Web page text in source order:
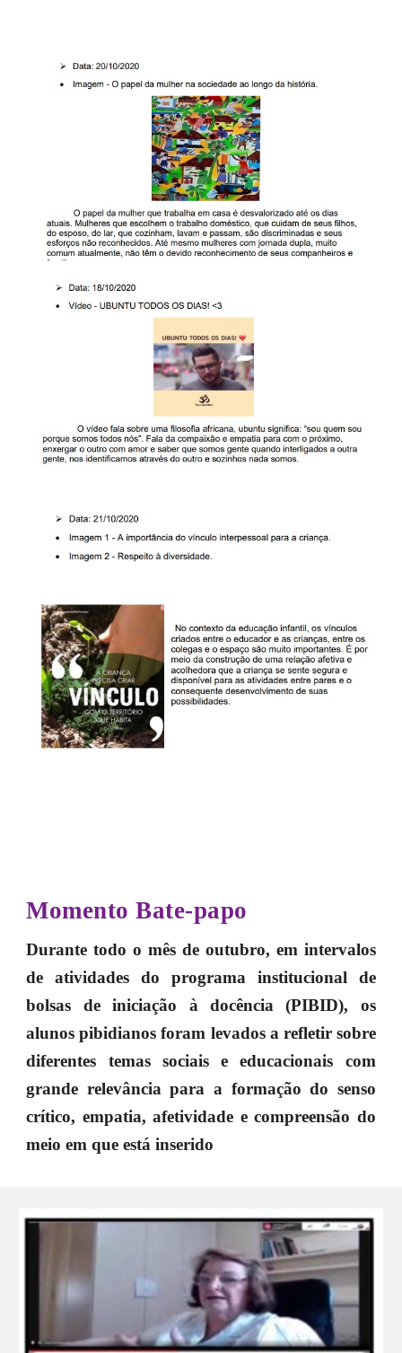
Momento Bate-papo
Durante todo o mês de outubro, em intervalos
de atividades do programa institucional de
bolsas de iniciação à docência (PIBID), os
alunos pibidianos foram levados a refletir sobre
diferentes temas sociais e educacionais com
grande relevância para a formação do senso
crítico, empatia, afetividade e compreensão do
meio em que está inserido